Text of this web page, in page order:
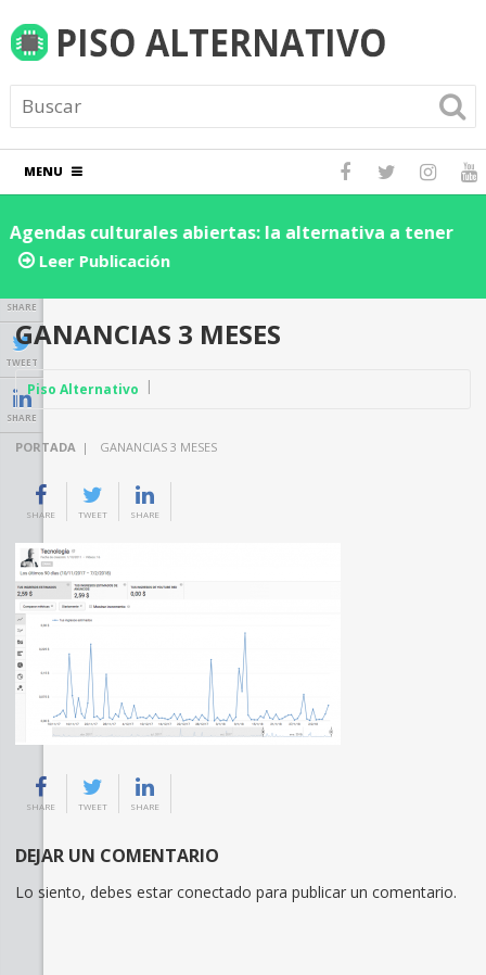
MENU
Agendas culturales abiertas: la alternativa a tener
los eventos dentro de una red social
Leer Publicación
SHARE
TWEET
SHARE
GANANCIAS 3 MESES
Piso Alternativo
PORTADA | GANANCIAS 3 MESES
SHARE TWEET SHARE
SHARE TWEET SHARE
DEJAR UN COMENTARIO
Lo siento, debes estar conectado para publicar un comentario.